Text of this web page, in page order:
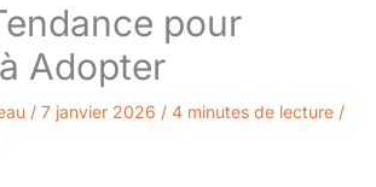
pour
Adopter
/ 7 janvier 2026 / 4 minutes de lecture /